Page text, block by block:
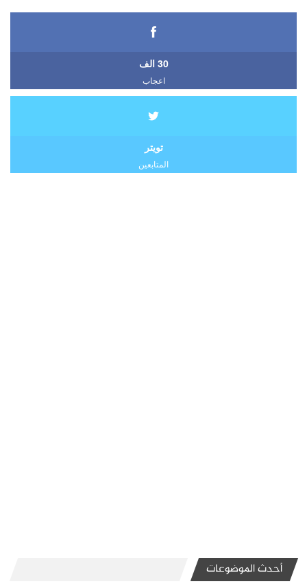
30 الف
اعجاب
تويتر
المتابعين
أحدث الموضوعات